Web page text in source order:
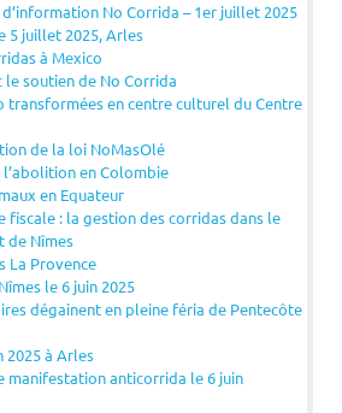
d’information No Corrida – 1er juillet 2025
5 juillet 2025, Arles
à Mexico
le soutien de No Corrida
transformées en centre culturel du Centre
de la loi NoMasOlé
l’abolition en Colombie
en Equateur
fiscale : la gestion des corridas dans le
de Nîmes
La Provence
le 6 juin 2025
dégainent en pleine féria de Pentecôte
2025 à Arles
manifestation anticorrida le 6 juin